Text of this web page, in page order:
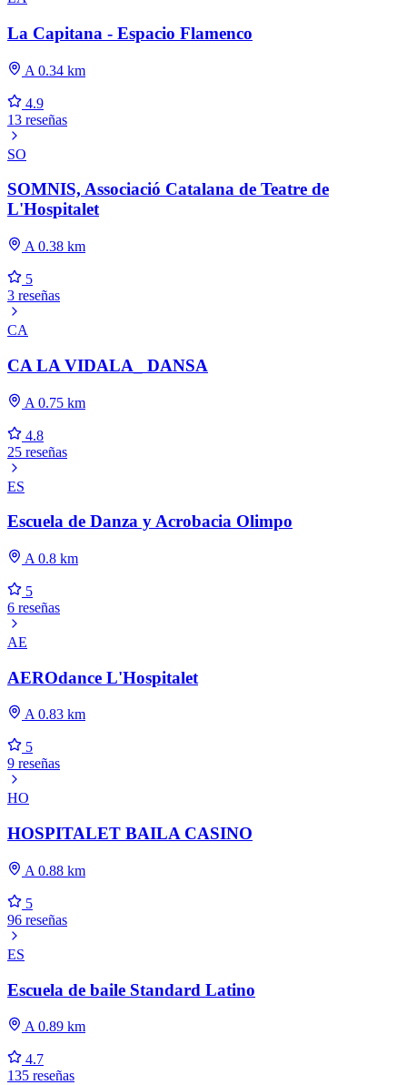
La Capitana - Espacio Flamenco
A 0.34 km
4.9
13 reseñas
SO
SOMNIS, Associació Catalana de Teatre de
L'Hospitalet
A 0.38 km
5
3 reseñas
CA
CA LA VIDALA_ DANSA
A 0.75 km
4.8
25 reseñas
ES
Escuela de Danza y Acrobacia Olimpo
A 0.8 km
5
6 reseñas
AE
AEROdance L'Hospitalet
A 0.83 km
5
9 reseñas
HO
HOSPITALET BAILA CASINO
A 0.88 km
5
96 reseñas
ES
Escuela de baile Standard Latino
A 0.89 km
4.7
135 reseñas